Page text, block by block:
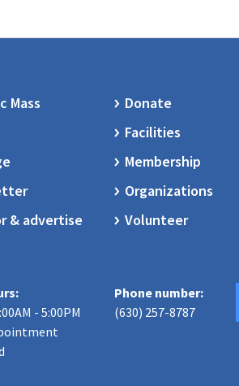
Mass
Donate
Facilities
Membership
Organizations
& advertise
Volunteer
- 5:00PM
Phone number:
(630) 257-8787